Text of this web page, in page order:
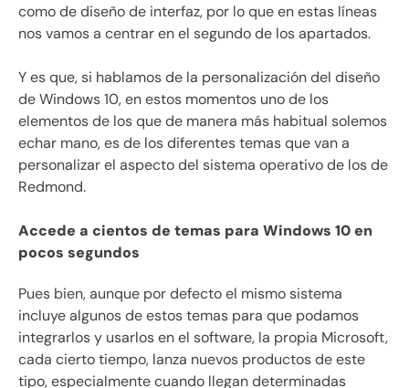
como de diseño de interfaz, por lo que en estas líneas
nos vamos a centrar en el segundo de los apartados.
Y es que, si hablamos de la personalización del diseño
de Windows 10, en estos momentos uno de los
elementos de los que de manera más habitual solemos
echar mano, es de los diferentes temas que van a
personalizar el aspecto del sistema operativo de los de
Redmond.
Accede a cientos de temas para Windows 10 en
pocos segundos
Pues bien, aunque por defecto el mismo sistema
incluye algunos de estos temas para que podamos
integrarlos y usarlos en el software, la propia Microsoft,
cada cierto tiempo, lanza nuevos productos de este
tipo, especialmente cuando llegan determinadas